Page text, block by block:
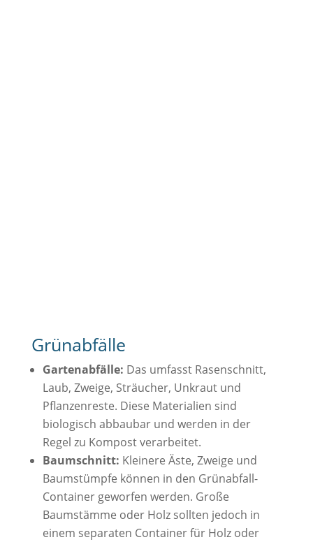
Grünabfälle
Gartenabfälle: Das umfasst Rasenschnitt,
Laub, Zweige, Sträucher, Unkraut und
Pflanzenreste. Diese Materialien sind
biologisch abbaubar und werden in der
Regel zu Kompost verarbeitet.
Baumschnitt: Kleinere Äste, Zweige und
Baumstümpfe können in den Grünabfall-
Container geworfen werden. Große
Baumstämme oder Holz sollten jedoch in
einem separaten Container für Holz oder